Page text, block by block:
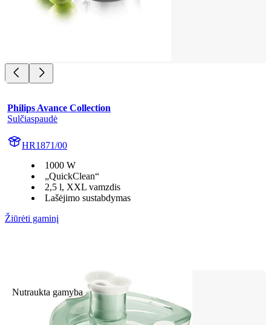
Philips Avance Collection
Sulčiaspaudė
HR1871/00
1000 W
„QuickClean“
2,5 l, XXL vamzdis
Lašėjimo sustabdymas
Žiūrėti gaminį
Nutraukta gamyba